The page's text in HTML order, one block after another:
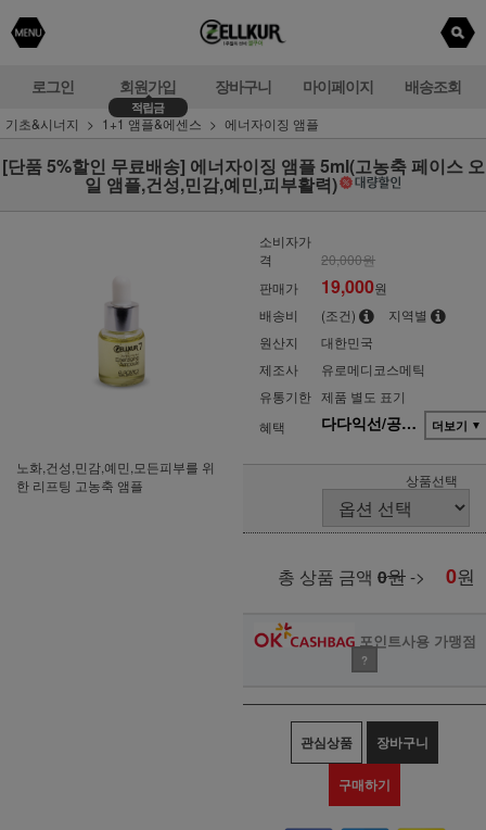
로그인 회원가입
적립금
장바구니 마이페이지 배송조회
기초&시너지 1+1 앰플&에센스 에너자이징 앰플
[단품 5%할인 무료배송] 에너자이징 앰플 5ml(고농축 페이스 오
일 앰플,건성,민감,예민,피부활력)
노화,건성,민감,예민,모든피부를 위
한 리프팅 고농축 앰플
소비자가
격
20,000원
판매가
19,000원
배송비
(조건)
지역별
원산지
대한민국
제조사
유로메디코스메틱
유통기한 제품 별도 표기
혜택
다다익선/공동구매(단품) 더보기 ▼
상품선택
총 상품 금액 0원-> 0원
포인트사용 가맹점
?
관심상품 장바구니
구매하기